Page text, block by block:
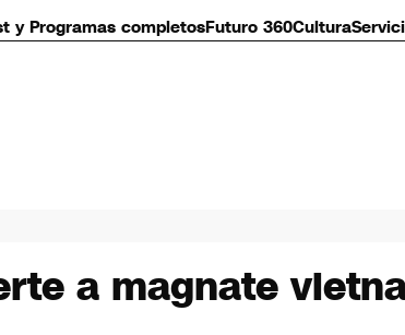
y Programas completosFuturo 360Cultura
a magnate